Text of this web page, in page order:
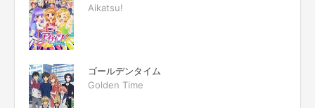
Aikatsu!
ゴールデンタイム
Golden Time